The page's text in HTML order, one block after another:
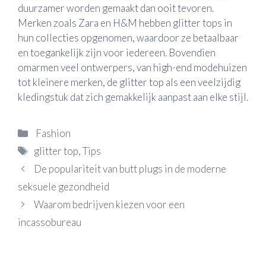
duurzamer worden gemaakt dan ooit tevoren.
Merken zoals Zara en H&M hebben glitter tops in
hun collecties opgenomen, waardoor ze betaalbaar
en toegankelijk zijn voor iedereen. Bovendien
omarmen veel ontwerpers, van high-end modehuizen
tot kleinere merken, de glitter top als een veelzijdig
kledingstuk dat zich gemakkelijk aanpast aan elke stijl.
Categorieën
Fashion
Tags
glitter top,Tips
De populariteit van butt plugs in de moderne
seksuele gezondheid
Waarom bedrijven kiezen voor een
incassobureau